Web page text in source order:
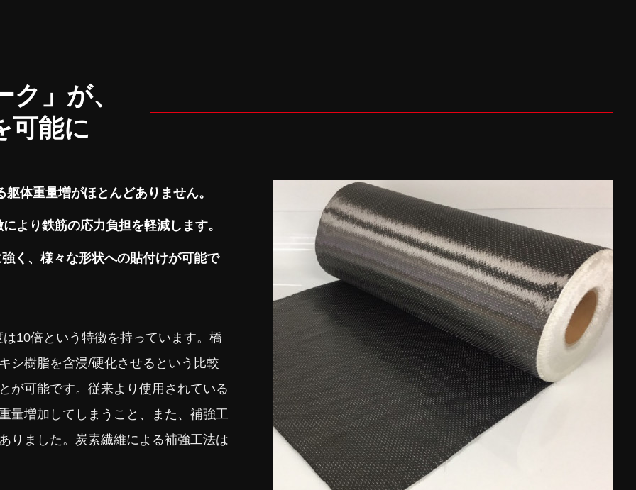
」が、
可能に
体重量増がほとんどありません。
より鉄筋の応力負担を軽減します。
く、様々な形状への貼付けが可能で
10倍という特徴を持っています。橋
シ樹脂を含浸/硬化させるという比較
が可能です。従来より使用されている
量増加してしまうこと、また、補強工
りました。炭素繊維による補強工法は